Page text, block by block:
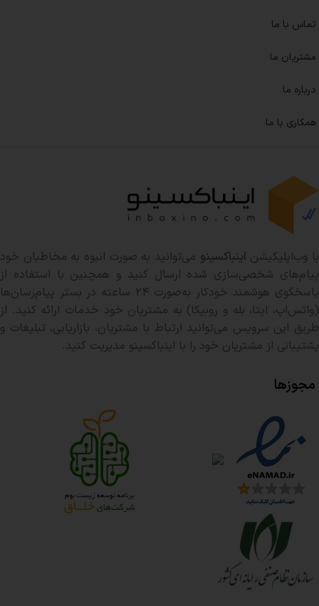
تماس با ما
مشتریان ما
درباره ما
همکاری با ما
با وب‌اپلیکیشن اینباکسینو می‌توانید به صورت انبوه به مخاطبان خود
پیام‌های شخصی‌سازی شده ارسال کنید و همچنین با استفاده از
پاسخگوی هوشمند خودکار به‌صورت ۲۴ ساعته در بستر پیام‌رسان‌ها
(واتس‌اپ، ایتا، بله و روبیکا) به مشتریان خود خدمات ارائه کنید. از
طریق این سرویس می‌توانید ارتباط با مشتریان، بازاریابی، تبلیغات و
پشتیبانی از مشتریان خود را با اینباکسینو مدیریت کنید.
مجوزها